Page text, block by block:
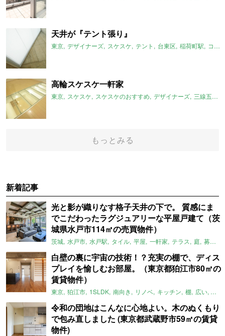
天井が『テント張り』
東京 デザイナーズ スケスケ テント 台東区 稲荷町駅 コンクリート
高輪スケスケ一軒家
東京 スケスケ スケスケのおすすめ デザイナーズ 三線五駅
もっとみる
新着記事
光と影が織りなす格子天井の下で。 質感にま
でこだわったラグジュアリーな平屋戸建て（茨
城県水戸市114㎡の売買物件）
茨城 水戸市 水戸駅 タイル 平屋 一軒家 テラス 庭 募集中
白壁の裏に宇宙の技術！？充実の棚で、ディス
プレイを愉しむお部屋。（東京都狛江市80㎡の
賃貸物件）
東京 狛江市 1SLDK 南向き リノベ キッチン 棚 広い ガイ
令和の団地はこんなに心地よい。木のぬくもり
で包み直しました (東京都武蔵野市59㎡の賃貸
物件)